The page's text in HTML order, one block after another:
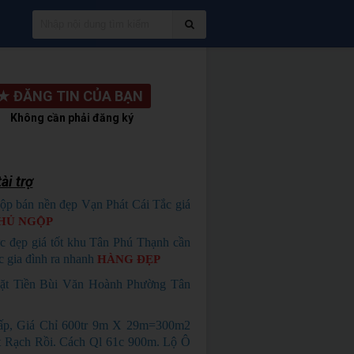
ĐĂNG TIN CỦA BẠN
Không cần phải đăng ký
trợ
bán nền đẹp Vạn Phát Cái Tắc giá
NGỘP
đẹp giá tốt khu Tân Phú Thạnh cần
gia đình ra nhanh HÀNG ĐẸP
Tiền Bùi Văn Hoành Phường Tân
Giá Chỉ 600tr 9m X 29m=300m2
Rạch Rồi. Cách Ql 61c 900m. Lộ Ô